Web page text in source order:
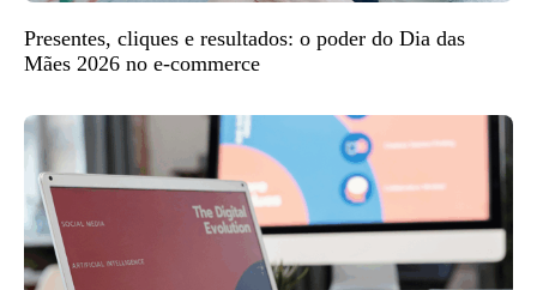
Presentes, cliques e resultados: o poder do Dia das
Mães 2026 no e-commerce